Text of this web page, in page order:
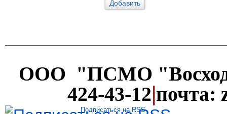
ООО "ПСМО
424-43-12|почта:
Подписаться на RSS